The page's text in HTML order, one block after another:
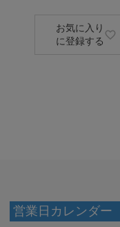
お気に入り
に登録する
営業日カレンダー